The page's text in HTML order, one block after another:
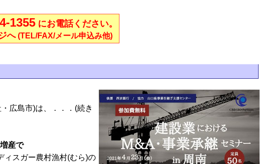
1355 にお電話ください。
へ(TEL/FAX/メール申込み他)
広島市)は、．．．(続き
産で
スガー農村漁村(むら)の